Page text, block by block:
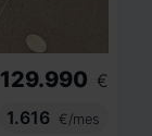
129.990 €
1.616
€/mes